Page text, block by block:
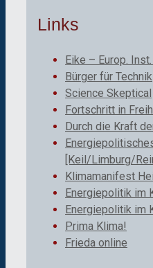
Links
Eike – Europ.
Bürger für Technik
Science Skeptical
Fortschritt in
Durch die Kraft
[Keil/Limburg/
Klimamanifest
Energiepolitik im
Energiepolitik im
Prima Klima!
Frieda online